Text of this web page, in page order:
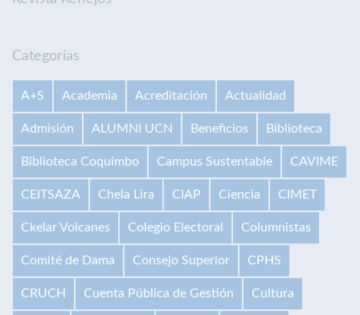
Categorías
A+S Academia Acreditación Actualidad
Admisión ALUMNI UCN Beneficios Biblioteca
Biblioteca Coquimbo Campus Sustentable CAVIME
CEITSAZA Chela Lira CIAP Ciencia CIMET
Ckelar Volcanes Colegio Electoral Columnistas
Comité de Dama Consejo Superior CPHS
CRUCH Cuenta Pública de Gestión Cultura